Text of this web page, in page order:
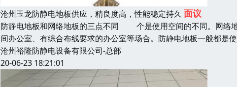
沧州玉龙防静电地板供应，精良度高，性能稳定持久 面议
防静电地板和网络地板的三点不同 个是使用空间的不同。网络
间办公室、有综合布线要求的办公室等场合。防静电地板一般都是
沧州裕隆防静电设备有限公司-总部
20-06-23 18:21:01